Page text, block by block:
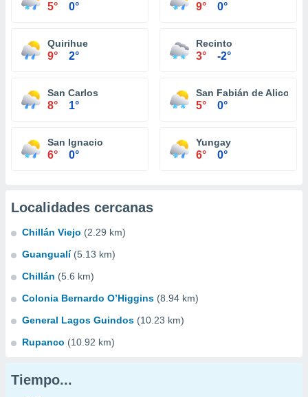
5° 0° 9° 0°
Quirihue
9° 2°
Recinto
3° -2°
San Carlos
8° 1°
San Fabián de Alico
5° 0°
San Ignacio
6° 0°
Yungay
6° 0°
Localidades cercanas
Chillán Viejo (2.29 km)
Guangualí (5.13 km)
Chillán (5.6 km)
Colonia Bernardo O’Higgins (8.94 km)
General Lagos Guindos (10.23 km)
Rupanco (10.92 km)
Tiempo...